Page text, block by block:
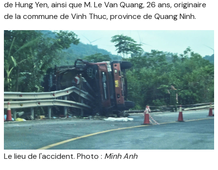
de Hung Yen, ainsi que M. Le Van Quang, 26 ans, originaire
de la commune de Vinh Thuc, province de Quang Ninh.
Le lieu de l'accident. Photo : Minh Anh